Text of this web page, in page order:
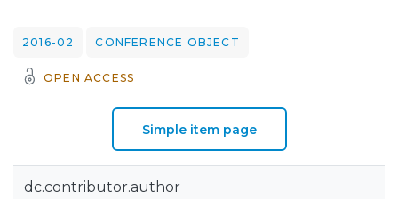
2016-02 CONFERENCE OBJECT
OPEN ACCESS
Simple item page
dc.contributor.author